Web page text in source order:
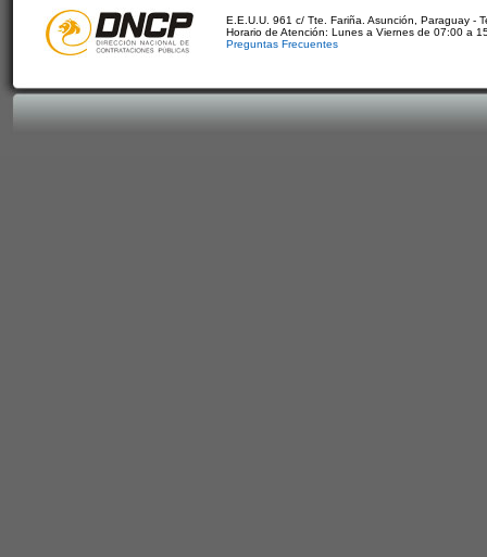
E.E.U.U. 961 c/ Tte. Fariña. Asunción, Paraguay -
Horario de Atención: Lunes a Viernes de 07:00 a
Preguntas Frecuentes